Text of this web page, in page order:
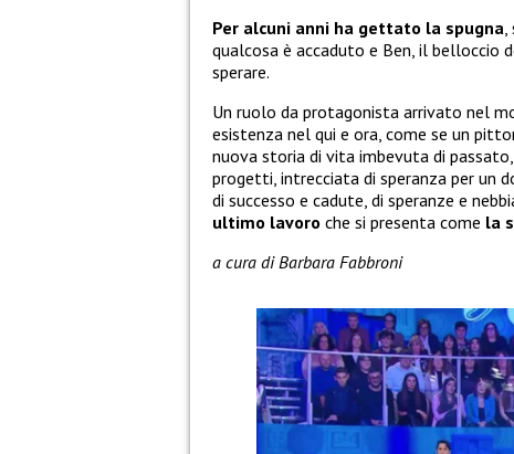
Per alcuni anni ha gettato la spugna
qualcosa è accaduto e Ben, il belloccio
sperare.
Un ruolo da protagonista arrivato nel
esistenza nel qui e ora, come se un
nuova storia di vita imbevuta di
progetti, intrecciata di speranza per
di successo e cadute, di speranze e
ultimo lavoro che si presenta come la
a cura di Barbara Fabbroni